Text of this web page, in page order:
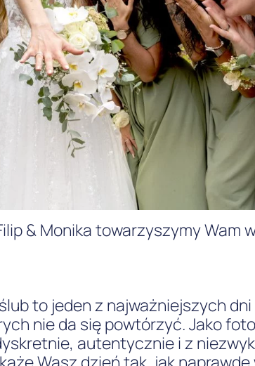
& Monika towarzyszymy Wam
to jeden z najważniejszych
nie da się powtórzyć. Jako
autentycznie i z
Wasz dzień tak, jak naprawdę